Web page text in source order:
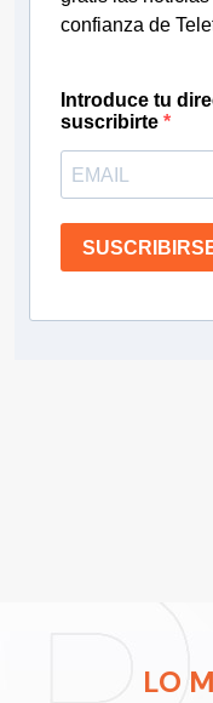
confianza de
Introduce tu
suscribirte
LO